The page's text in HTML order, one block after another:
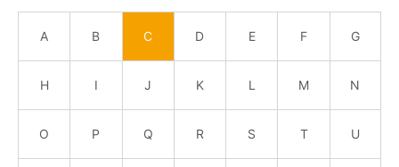
A B C D E F G
H I J K L M N
O P Q R S T U